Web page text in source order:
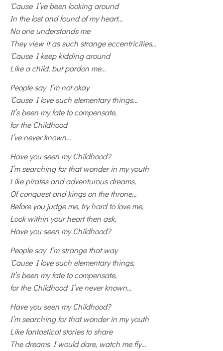
‘Cause I’ve been looking around
In the lost and found of my heart…
No one understands me
They view it as such strange eccentricities…
‘Cause I keep kidding around
Like a child, but pardon me…
People say I’m not okay
‘Cause I love such elementary things…
It’s been my fate to compensate,
for the Childhood
I’ve never known…
Have you seen my Childhood?
I’m searching for that wonder in my youth
Like pirates and adventurous dreams,
Of conquest and kings on the throne…
Before you judge me, try hard to love me,
Look within your heart then ask,
Have you seen my Childhood?
People say I’m strange that way
‘Cause I love such elementary things,
It’s been my fate to compensate,
for the Childhood I’ve never known…
Have you seen my Childhood?
I’m searching for that wonder in my youth
Like fantastical stories to share
The dreams I would dare, watch me fly…